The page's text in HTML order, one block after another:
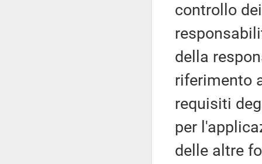
controllo
della
riferimento
requisiti
per
delle altre